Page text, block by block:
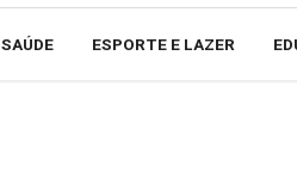
SAÚDE ESPORTE E LAZER